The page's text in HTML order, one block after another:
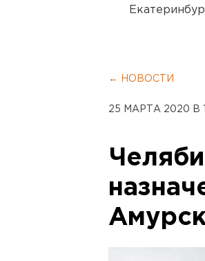
← НОВОСТИ
25 МАРТА 2020 В